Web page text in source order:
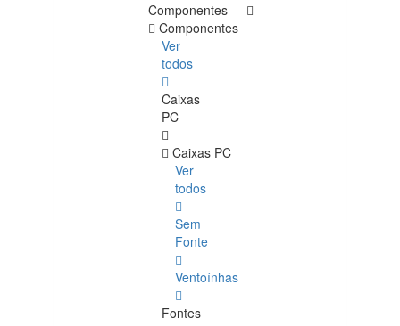
Componentes
Componentes
Ver
todos
Caixas
PC
Caixas PC
Ver
todos
Sem
Fonte
Ventoínhas
Fontes